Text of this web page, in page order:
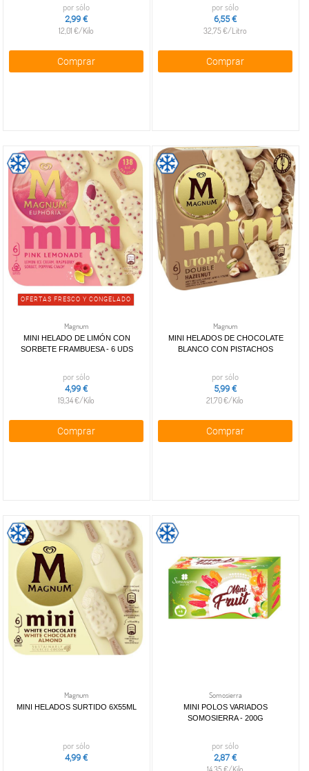
por sólo
2,99 €
12,01 €/Kilo
Comprar
por sólo
6,55 €
32,75 €/Litro
Comprar
OFERTAS FRESCO Y CONGELADO
Magnum
MINI HELADO DE LIMÓN CON
SORBETE FRAMBUESA - 6 UDS
por sólo
4,99 €
19,34 €/Kilo
Comprar
Magnum
MINI HELADOS DE CHOCOLATE
BLANCO CON PISTACHOS
por sólo
5,99 €
21,70 €/Kilo
Comprar
Magnum
MINI HELADOS SURTIDO 6X55ML
por sólo
4,99 €
Somosierra
MINI POLOS VARIADOS
SOMOSIERRA - 200G
por sólo
2,87 €